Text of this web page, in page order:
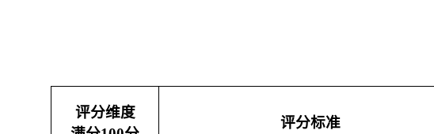
评分维度
评分标准